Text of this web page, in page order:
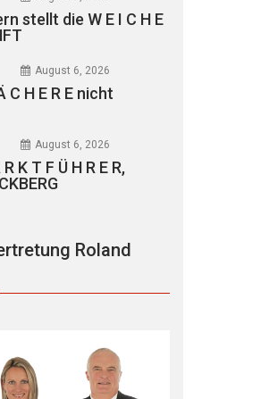
stellt die W E I C H E
August 6, 2026
C H E R E nicht
August 6, 2026
K T F Ü H R E R,
Roland